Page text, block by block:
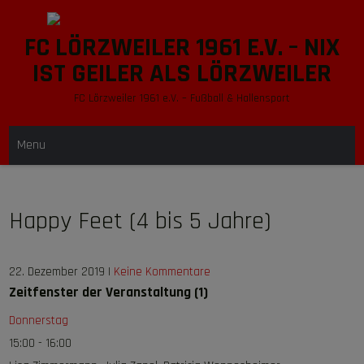
contentFC LÖRZWEILER 1961 E.V. – NIX
IST GEILER ALS LÖRZWEILER
FC Lörzweiler 1961 e.V. – Fußball & Hallensport
Menu
Happy Feet (4 bis 5 Jahre)
22. Dezember 2019 | Keine Kommentare
Zeitfenster der Veranstaltung (1)
Donnerstag
15:00 - 16:00